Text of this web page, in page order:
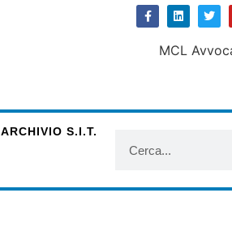
ARCHIVIO S.I.T.